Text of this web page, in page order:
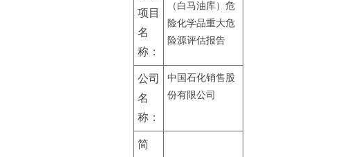
项目
名
称：
（白马油库）危
险化学品重大危
险源评估报告
公司
名
称：
中国石化销售股
份有限公司
简